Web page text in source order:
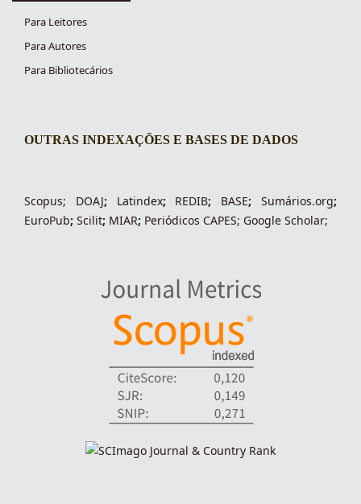
Para Leitores
Para Autores
Para Bibliotecários
indexacoes-fronteiras
OUTRAS INDEXAÇÕES E BASES DE DADOS
Scopus; DOAJ; Latindex; REDIB; BASE;Sumários.org;
EuroPub; Scilit; MIAR; Periódicos CAPES; Google Scholar;
indexadores-fronteiras